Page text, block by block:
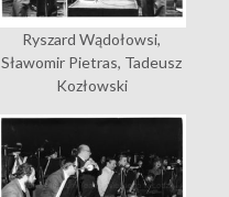
Ryszard Wądołowsi,
Sławomir Pietras, Tadeusz
Kozłowski